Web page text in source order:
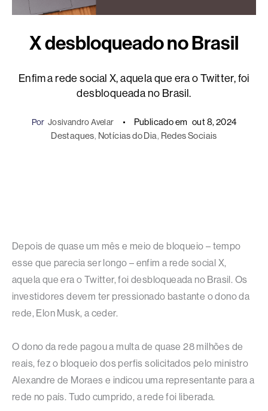
X desbloqueado no Brasil
Enfim a rede social X, aquela que era o Twitter, foi
desbloqueada no Brasil.
Por Josivandro Avelar Publicado em out 8, 2024
Destaques, Notícias do Dia, Redes Sociais
Depois de quase um mês e meio de bloqueio – tempo
esse que parecia ser longo – enfim a rede social X,
aquela que era o Twitter, foi desbloqueada no Brasil. Os
investidores devem ter pressionado bastante o dono da
rede, Elon Musk, a ceder.
O dono da rede pagou a multa de quase 28 milhões de
reais, fez o bloqueio dos perfis solicitados pelo ministro
Alexandre de Moraes e indicou uma representante para a
rede no país. Tudo cumprido, a rede foi liberada.